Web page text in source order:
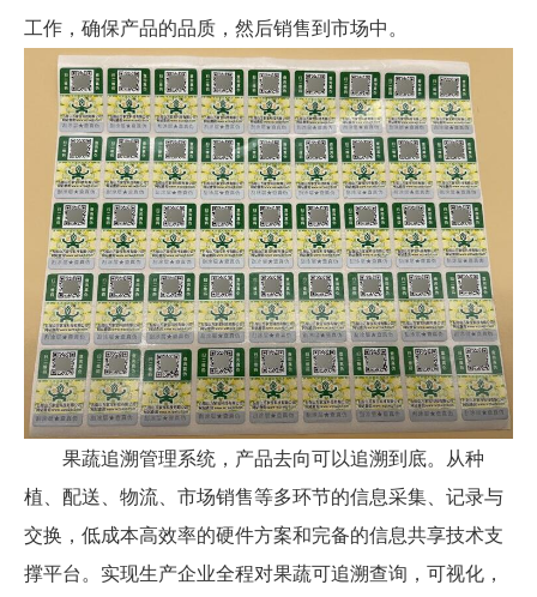
工作，确保产品的品质，然后销售到市场中。
果蔬追溯管理系统，产品去向可以追溯到底。从种
植、配送、物流、市场销售等多环节的信息采集、记录与
交换，低成本高效率的硬件方案和完备的信息共享技术支
撑平台。实现生产企业全程对果蔬可追溯查询，可视化，